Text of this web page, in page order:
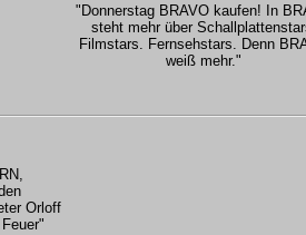
"Donnerstag BRAVO kaufen! In
steht mehr über
Filmstars. Fernsehstars. Denn
weiß mehr."
Orloff